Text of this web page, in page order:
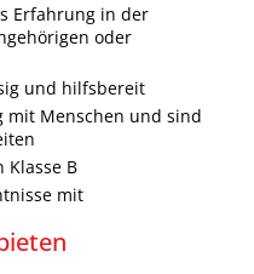
Erfahrung in der
oder
und hilfsbereit
mit Menschen und sind
Klasse B
mit